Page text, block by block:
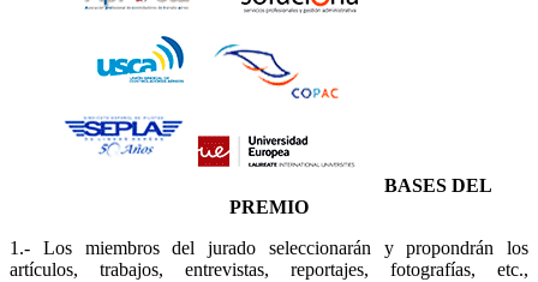
BASES DEL
PREMIO
1.- Los miembros del jurado seleccionarán y propondrán los
artículos, trabajos, entrevistas, reportajes, fotografías, etc.,